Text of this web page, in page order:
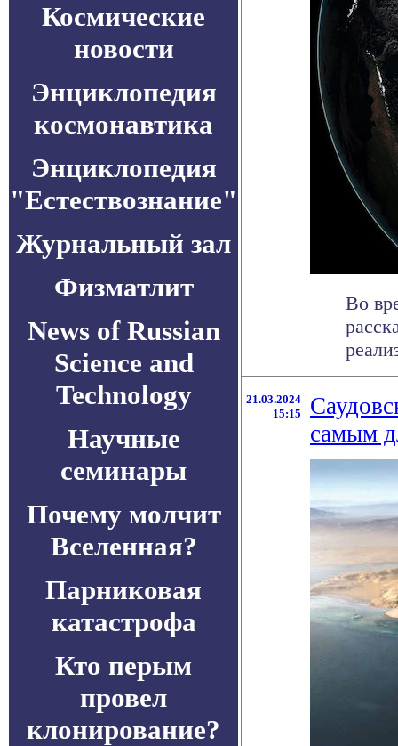
Космические
новости
Энциклопедия
космонавтика
Энциклопедия
"Естествознание"
Журнальный зал
Физматлит
News of Russian
Science and
Technology
Научные
семинары
Почему молчит
Вселенная?
Парниковая
катастрофа
Кто перым
провел
клонирование?
Во
21.03.2024
15:15
самым